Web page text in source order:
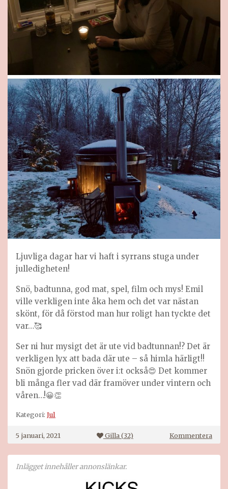
Ljuvliga dagar har vi haft i syrrans stuga under
julledigheten!
Snö, badtunna, god mat, spel, film och mys! Emil
ville verkligen inte åka hem och det var nästan
skönt, för då förstod man hur roligt han tyckte det
var…🥰
Ser ni hur mysigt det är ute vid badtunnan!? Det är
verkligen lyx att bada där ute – så himla härligt!!
Snön gjorde pricken över i:t också😍 Det kommer
bli många fler vad där framöver under vintern och
våren…!😀👏
Kategori: Jul
5 januari, 2021 Gilla (32) Kommenterapå
i
Inlägget innehåller annonslänkar.